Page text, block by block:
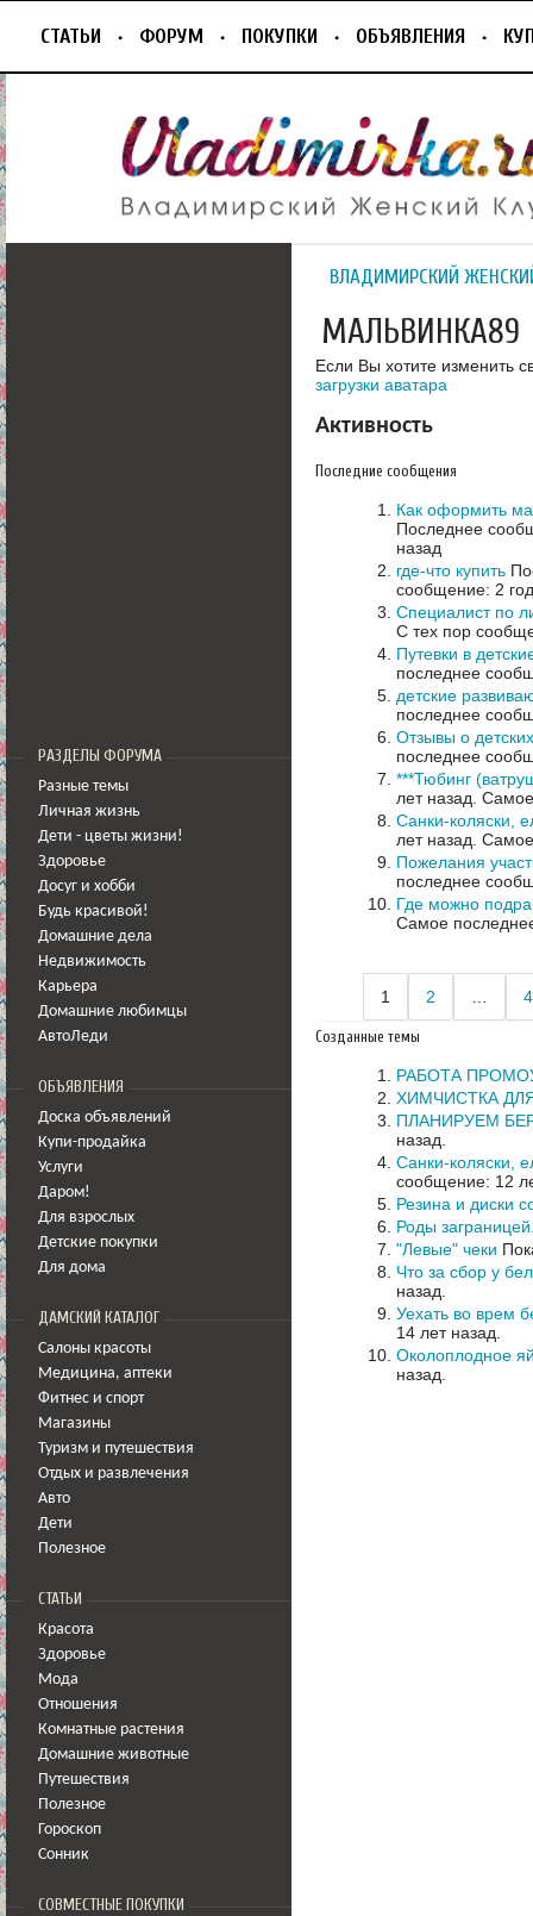
СТАТЬИ ФОРУМ ПОКУПКИ ОБЪЯВЛЕНИЯ
РАЗДЕЛЫ ФОРУМА
Разные темы
Личная жизнь
Дети - цветы жизни!
Здоровье
Досуг и хобби
Будь красивой!
Домашние дела
Недвижимость
Карьера
Домашние любимцы
АвтоЛеди
ОБЪЯВЛЕНИЯ
Доска объявлений
Купи-продайка
Услуги
Даром!
Для взрослых
Детские покупки
Для дома
ДАМСКИЙ КАТАЛОГ
Салоны красоты
Медицина, аптеки
Фитнес и спорт
Магазины
Туризм и путешествия
Отдых и развлечения
Авто
Дети
Полезное
СТАТЬИ
Красота
Здоровье
Мода
Отношения
Комнатные растения
Домашние животные
Путешествия
Полезное
Гороскоп
Сонник
СОВМЕСТНЫЕ ПОКУПКИ
ВЛАДИМИРСКИЙ
МАЛЬВИНКА89
Если Вы хотите изменить
загрузки аватара
Активность
Последние сообщения
Как оформить
Последнее
назад
где-что купить
сообщение: 2
Специалист по
С тех пор
Путевки в
последнее
детские
последнее
Отзывы о
последнее
***Тюбинг
лет назад.
Санки-коляски,
лет назад.
Пожелания
последнее
Где можно
Самое
1 2 4
Созданные темы
РАБОТА
ХИМЧИСТКА
ПЛАНИРУЕМ
назад.
Санки-коляски,
сообщение: 12
Резина и диски
Роды
"Левые" чеки
Что за сбор у
назад.
Уехать во врем
14 лет назад.
Околоплодное
назад.